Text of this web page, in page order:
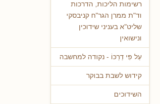
רשימות הליכות, הדרכות
וד"ת ממרן הגר"ח קניבסקי
שליט"א בעניני שידוכין
ונישואין
עַל פִּי דַרְכּוֹ - נקודה למחשבה
קידוש לשבת בבוקר
השידוכים